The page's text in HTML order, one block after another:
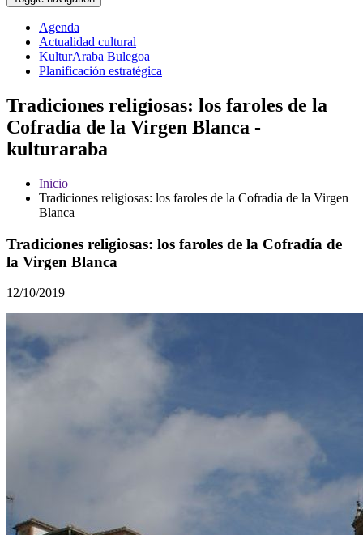
Agenda
Actualidad cultural
KulturAraba Bulegoa
Planificación estratégica
Tradiciones religiosas: los faroles de la
Cofradía de la Virgen Blanca -
kulturaraba
Inicio
Tradiciones religiosas: los faroles de la Cofradía de la Virgen
Blanca
Tradiciones religiosas: los faroles de la Cofradía de
la Virgen Blanca
12/10/2019